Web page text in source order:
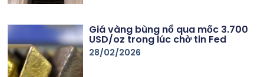
Giá vàng bùng nổ qua mốc 3.700
USD/oz trong lúc chờ tin Fed
28/02/2026